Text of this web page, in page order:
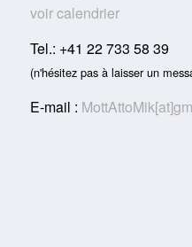
voir calendrier
Tel.: +41 22 733 58 39
(n'hésitez pas à laisser un
E-mail :